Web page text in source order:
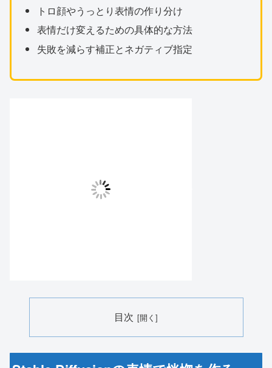
トロ顔やうっとり表情の作り分け
表情だけ変えるための具体的な方法
失敗を減らす補正とネガティブ指定
目次